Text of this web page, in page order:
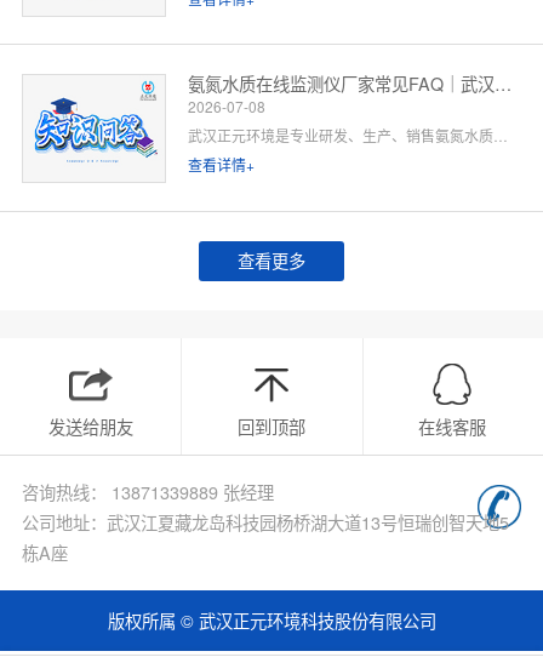
氨氮水质在线监测仪厂家常见FAQ｜武汉正元环境专业解答
2026-07-08
查看详情+
查看更多
发送给朋友 回到顶部 在线客服
咨询热线： 13871339889 张经理
公司地址：武汉江夏藏龙岛科技园杨桥湖大道13号恒瑞创智天地5
栋A座
版权所属 © 武汉正元环境科技股份有限公司